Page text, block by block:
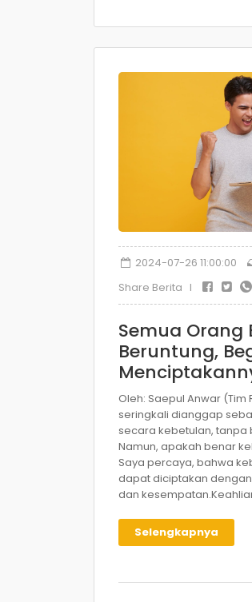
2024-07-26 11:00:00
Share Berita I
Semua Orang
Beruntung,
Oleh: Saepul Anwar
seringkali dianggap
secara kebetulan, tanpa
Namun, apakah benar
Saya percaya, bahwa
dapat diciptakan
dan
Selengkapnya